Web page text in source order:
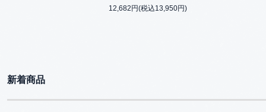
12,682円(税込13,950円)
新着商品